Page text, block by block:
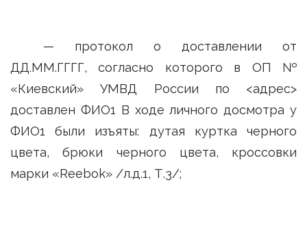
— протокол о доставлении от
ДД.ММ.ГГГГ, согласно которого в ОП №
«Киевский» УМВД России по <адрес>
доставлен ФИО1 В ходе личного досмотра у
ФИО1 были изъяты: дутая куртка черного
цвета, брюки черного цвета, кроссовки
марки «Reebok» /л.д.1, Т.3/;